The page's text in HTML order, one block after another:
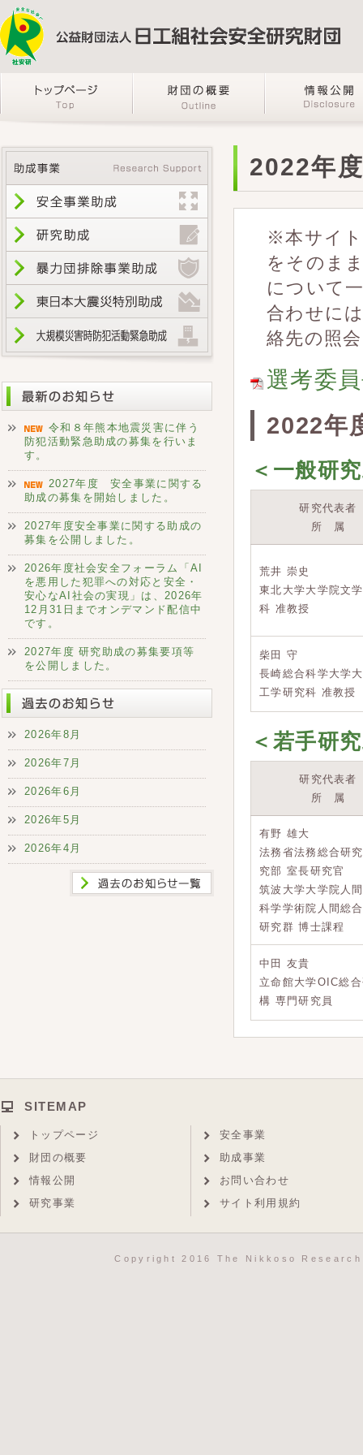
2022年
※本サイ
をそのま
について
合わせに
絡先の照
選考委
2022年
＜一般研
研究代表者
所 属
荒井 崇史
東北大学大学院文
科 准教授
柴田 守
長崎総合科学大学
工学研究科 准教授
＜若手研
研究代表者
所 属
有野 雄大
法務省法務総合研
究部 室長研究官
筑波大学大学院人
科学学術院人間総
研究群 博士課程
中田 友貴
立命館大学OIC総
構 専門研究員
令和８年熊本地震災害に伴う
防犯活動緊急助成の募集を行いま
す。
2027年度 安全事業に関する
助成の募集を開始しました。
2027年度安全事業に関する助成の
募集を公開しました。
2026年度社会安全フォーラム「AI
を悪用した犯罪への対応と安全・
安心なAI社会の実現」は、2026年
12月31日までオンデマンド配信中
です。
2027年度 研究助成の募集要項等
を公開しました。
2026年8月
2026年7月
2026年6月
2026年5月
2026年4月
SITEMAP
トップページ
財団の概要
情報公開
研究事業
安全事業
助成事業
お問い合わせ
サイト利用規約
Copyright 2016 The Nikkoso